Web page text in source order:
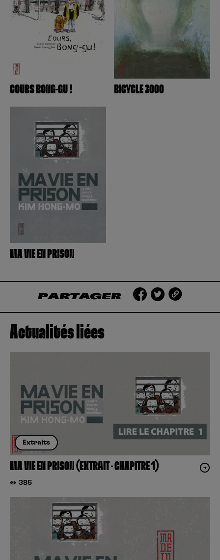
COURS BONG-GU ! BICYCLE 3000
MA VIE EN PRISON
PARTAGER
Actualités liées
Extraits
MA VIE EN PRISON (EXTRAIT – CHAPITRE 1)
385
Se connecter S’inscrire
Hunter x Hunter
Fire Force